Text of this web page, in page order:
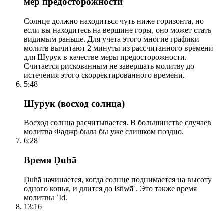
Солнце должно находиться чуть ниже горизонта, но
если вы находитесь на вершине горы, оно может стать
видимым раньше. Для учета этого многие графики
молитв вычитают 2 минуты из рассчитанного времени
для Шурук в качестве меры предосторожности.
Считается рискованным не завершать молитву до
истечения этого скорректированного времени.
5:48
Шурук (восход солнца)
Восход солнца расчитывается. В большинстве случаев
молитва Фаджр была бы уже слишком поздно.
6:28
Время Ḍuhā
Ḍuhā начинается, когда солнце поднимается на высоту
одного копья, и длится до Istiwāʾ. Это также время
молитвы ʿĪd.
13:16